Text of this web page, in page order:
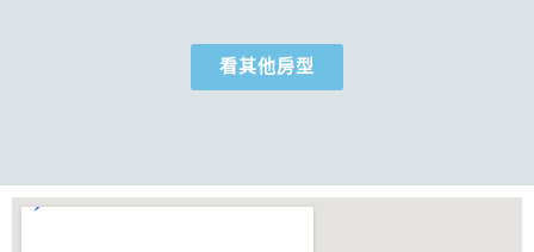
看其他房型